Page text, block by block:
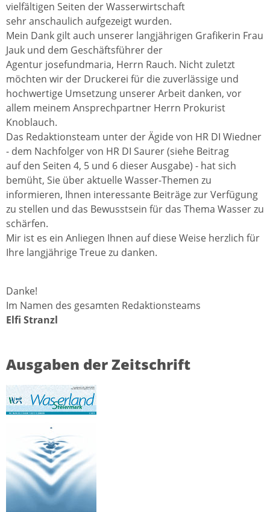
vielfältigen Seiten der Wasserwirtschaft
sehr anschaulich aufgezeigt wurden.
Mein Dank gilt auch unserer langjährigen Grafikerin Frau
Jauk und dem Geschäftsführer der
Agentur josefundmaria, Herrn Rauch. Nicht zuletzt
möchten wir der Druckerei für die zuverlässige und
hochwertige Umsetzung unserer Arbeit danken, vor
allem meinem Ansprechpartner Herrn Prokurist
Knoblauch.
Das Redaktionsteam unter der Ägide von HR DI Wiedner
- dem Nachfolger von HR DI Saurer (siehe Beitrag
auf den Seiten 4, 5 und 6 dieser Ausgabe) - hat sich
bemüht, Sie über aktuelle Wasser-Themen zu
informieren, Ihnen interessante Beiträge zur Verfügung
zu stellen und das Bewusstsein für das Thema Wasser zu
schärfen.
Mir ist es ein Anliegen Ihnen auf diese Weise herzlich für
Ihre langjährige Treue zu danken.
Danke!
Im Namen des gesamten Redaktionsteams
Elfi Stranzl
Ausgaben der Zeitschrift